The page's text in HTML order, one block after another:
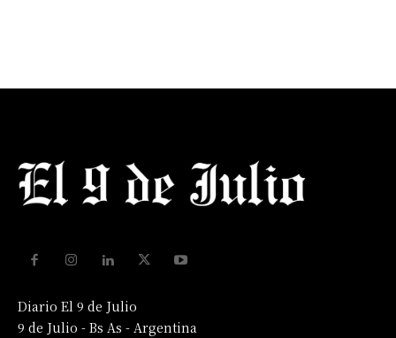
Diario El 9 de Julio
9 de Julio - Bs As - Argentina